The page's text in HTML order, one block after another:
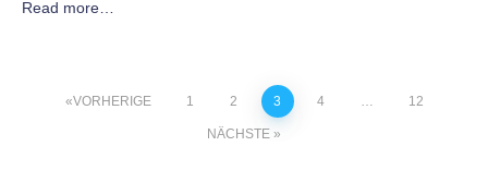
Read more…
Beitragsnavigation
VORHERIGE 1 2 3 4 … 12
NÄCHSTE